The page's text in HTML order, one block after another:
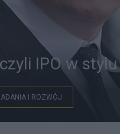
IPO w
I ROZWÓJ